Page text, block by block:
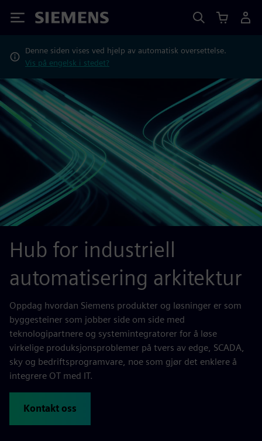
Siemens
Denne siden vises ved hjelp av automatisk oversettelse.
Vis på engelsk i stedet?
Hub for industriell
automatisering arkitektur
Oppdag hvordan Siemens produkter og løsninger er som
byggesteiner som jobber side om side med
teknologipartnere og systemintegratorer for å løse
virkelige produksjonsproblemer på tvers av edge, SCADA,
sky og bedriftsprogramvare, noe som gjør det enklere å
integrere OT med IT.
Kontakt oss